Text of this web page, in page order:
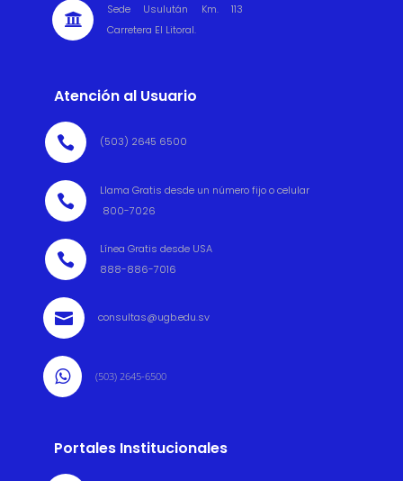

Sede Usulután Km. 113
Carretera El Litoral.
Atención al Usuario
 (503) 2645 6500

Llama Gratis desde un número fijo o celular
800-7026

Línea Gratis desde USA
888-886-7016
 consultas@ugb.edu.sv
 (503) 2645-6500
Portales Institucionales